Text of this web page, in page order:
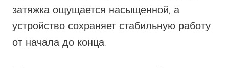
затяжка ощущается насыщенной, а
устройство сохраняет стабильную работу
от начала до конца.